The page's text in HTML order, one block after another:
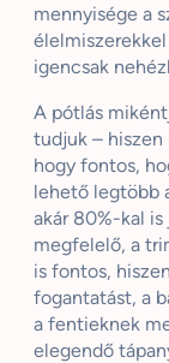
mennyisége a
igencsak
A pótlás
tudjuk –
hogy fontos,
lehető legtöbb
akár 80%-kal
megfelelő, a
is fontos,
fogantatást, a
a fentieknek
elegendő